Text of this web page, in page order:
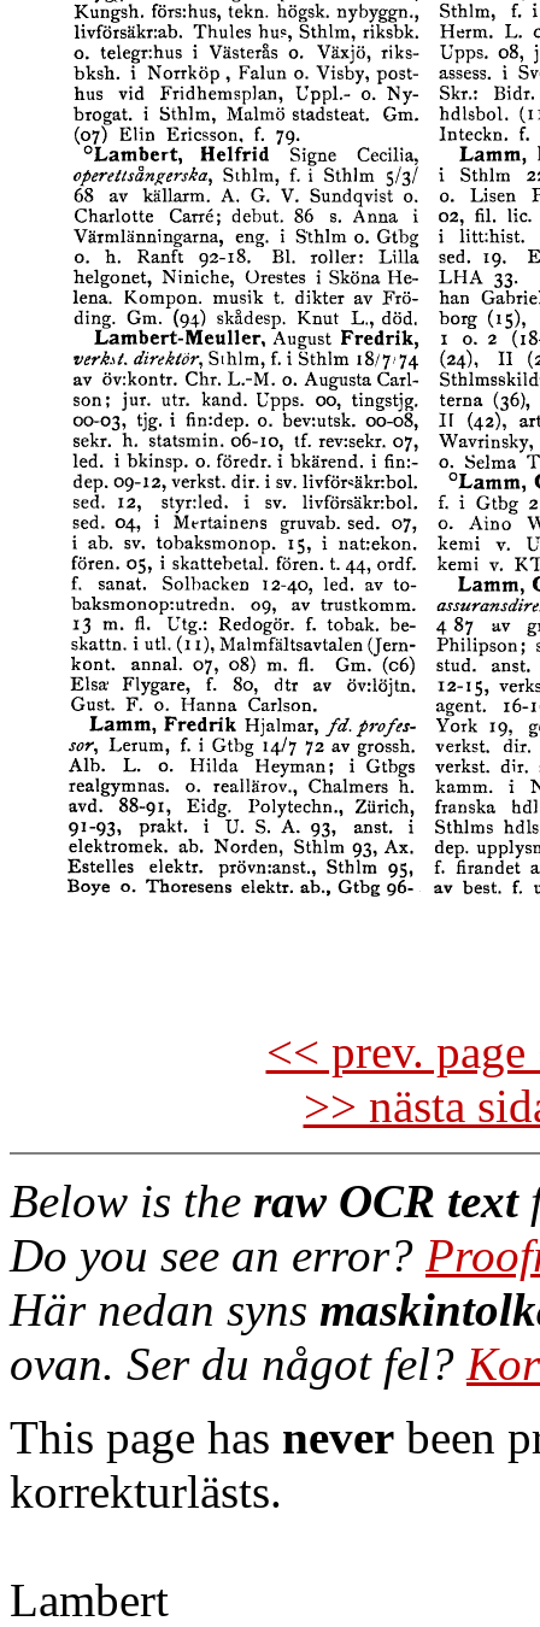
<< prev.
>> nästa
Below is the raw OCR text
Do you see an error?
Här nedan syns
ovan. Ser du något fel?
This page has never been
korrekturlästs.
Lambert